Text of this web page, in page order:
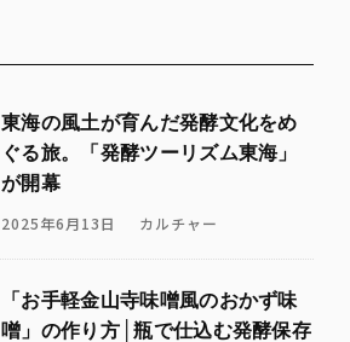
東海の風土が育んだ発酵文化をめ
ぐる旅。「発酵ツーリズム東海」
が開幕
2025年6月13日 カルチャー
「お手軽金山寺味噌風のおかず味
噌」の作り方│瓶で仕込む発酵保存